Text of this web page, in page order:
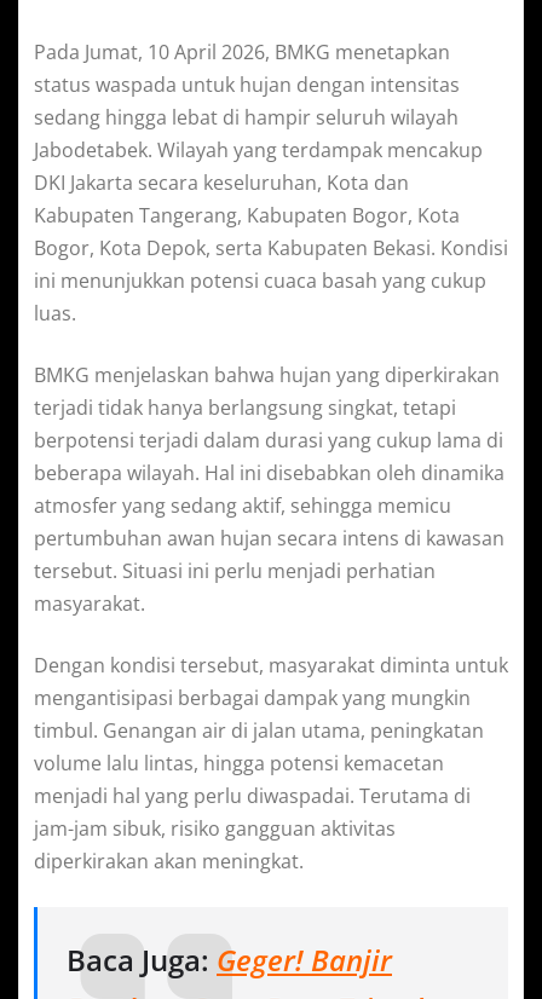
Pada Jumat, 10 April 2026, BMKG menetapkan
status waspada untuk hujan dengan intensitas
sedang hingga lebat di hampir seluruh wilayah
Jabodetabek. Wilayah yang terdampak mencakup
DKI Jakarta secara keseluruhan, Kota dan
Kabupaten Tangerang, Kabupaten Bogor, Kota
Bogor, Kota Depok, serta Kabupaten Bekasi. Kondisi
ini menunjukkan potensi cuaca basah yang cukup
luas.
BMKG menjelaskan bahwa hujan yang diperkirakan
terjadi tidak hanya berlangsung singkat, tetapi
berpotensi terjadi dalam durasi yang cukup lama di
beberapa wilayah. Hal ini disebabkan oleh dinamika
atmosfer yang sedang aktif, sehingga memicu
pertumbuhan awan hujan secara intens di kawasan
tersebut. Situasi ini perlu menjadi perhatian
masyarakat.
Dengan kondisi tersebut, masyarakat diminta untuk
mengantisipasi berbagai dampak yang mungkin
timbul. Genangan air di jalan utama, peningkatan
volume lalu lintas, hingga potensi kemacetan
menjadi hal yang perlu diwaspadai. Terutama di
jam-jam sibuk, risiko gangguan aktivitas
diperkirakan akan meningkat.
Baca Juga: Geger! Banjir